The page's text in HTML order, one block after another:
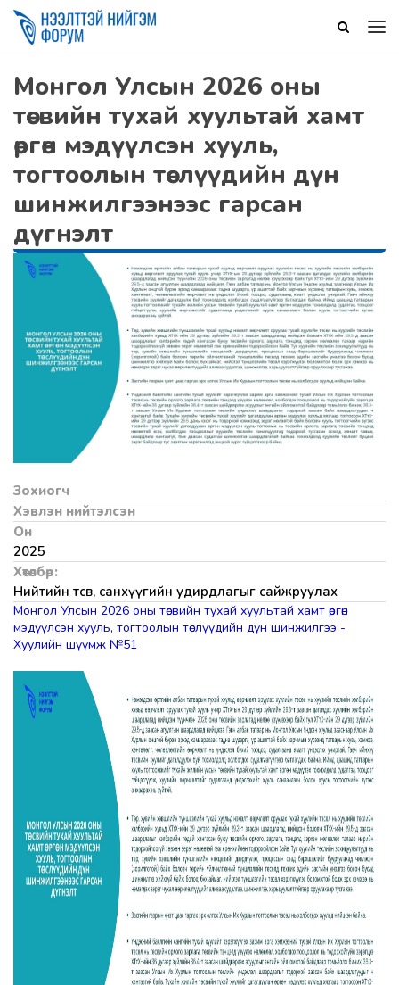
Монгол Улсын 2026 оны
төсвийн тухай хуультай хамт
өргөн мэдүүлсэн хууль,
тогтоолын төслүүдийн дүн
шинжилгээнээс гарсан
дүгнэлт
Зохиогч
Хэвлэн нийтэлсэн
Он
2025
Хөтөлбөр:
Нийтийн төсөв, санхүүгийн удирдлагыг сайжруулах
Монгол Улсын 2026 оны төсвийн тухай хуультай хамт өргөн
мэдүүлсэн хууль, тогтоолын төслүүдийн дүн шинжилгээ -
Хуулийн шүүмж №51